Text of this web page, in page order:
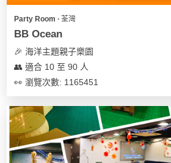
列
會
及
拍
餐
廳
BBQ
Party Room ∙ 荃灣
BB Ocean
🎉 海洋主題親子樂園
👥 適合 10 至 90 人
👀 瀏覽次數: 1165451